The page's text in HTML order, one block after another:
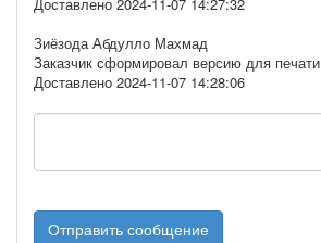
Зиёзода Абдулло Махмад
Заказчик сформировал версию для печати
Доставлено 2024-11-07 14:28:06
Отправить сообщение